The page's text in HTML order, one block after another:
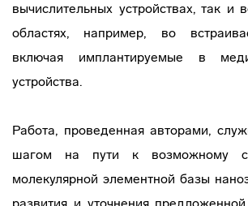
вычислительных устройствах, так и
областях, например, во
включая имплантируемые в
устройства.
Работа, проведенная авторами,
шагом на пути к возможному
молекулярной элементной базы